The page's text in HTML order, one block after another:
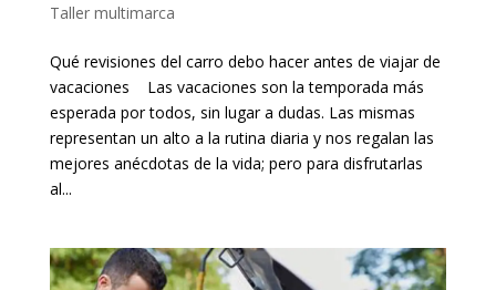
Taller multimarca
Qué revisiones del carro debo hacer antes de viajar de
vacaciones Las vacaciones son la temporada más
esperada por todos, sin lugar a dudas. Las mismas
representan un alto a la rutina diaria y nos regalan las
mejores anécdotas de la vida; pero para disfrutarlas
al...